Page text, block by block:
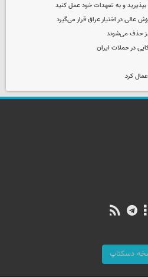
بپذیرید و به تعهدات خود عمل کنید
عالی در اختیار عراق قرار می‌گیرد
حذف می‌شوند
کرد
دسکتاپ